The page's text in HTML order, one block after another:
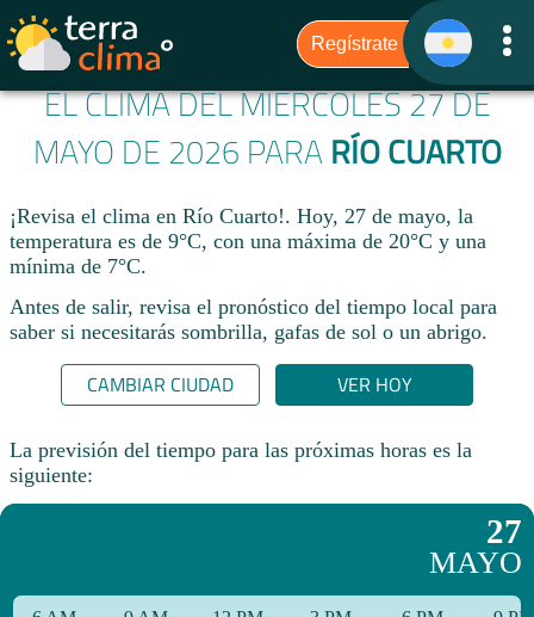
EL CLIMA DEL MIÉRCOLES 27 DE
MAYO DE 2026 PARA RÍO CUARTO
¡Revisa el clima en Río Cuarto!. Hoy, 27 de mayo, la
temperatura es de 9°C, con una máxima de 20°C y una
mínima de 7°C.​
Antes de salir, revisa el pronóstico del tiempo local para
saber si necesitarás sombrilla, gafas de sol o un abrigo.
CAMBIAR CIUDAD VER HOY
La previsión del tiempo para las próximas horas es la
siguiente:
27
MAYO